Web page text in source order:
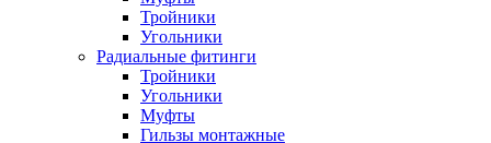
Тройники
Угольники
Радиальные фитинги
Тройники
Угольники
Муфты
Гильзы монтажные